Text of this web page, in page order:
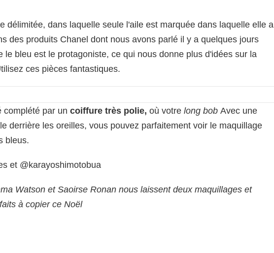
délimitée, dans laquelle seule l'aile est marquée dans laquelle elle a
des produits Chanel dont nous avons parlé il y a quelques jours
le bleu est le protagoniste, ce qui nous donne plus d'idées sur la
ces pièces fantastiques.
complété par un coiffure très polie, où votre long bob Avec une
derrière les oreilles, vous pouvez parfaitement voir le maquillage
bleus.
et @karayoshimotobua
Watson et Saoirse Ronan nous laissent deux maquillages et
à copier ce Noël